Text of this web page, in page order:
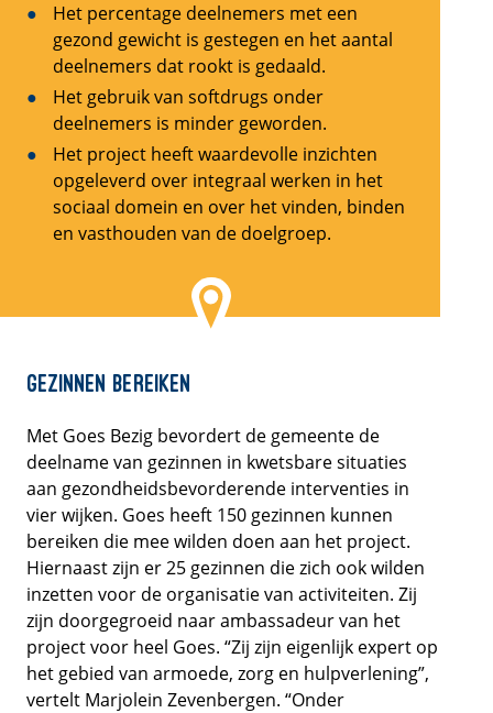
Het percentage deelnemers met een
gezond gewicht is gestegen en het aantal
deelnemers dat rookt is gedaald.
Het gebruik van softdrugs onder
deelnemers is minder geworden.
Het project heeft waardevolle inzichten
opgeleverd over integraal werken in het
sociaal domein en over het vinden, binden
en vasthouden van de doelgroep.
Gezinnen bereiken
Met Goes Bezig bevordert de gemeente de
deelname van gezinnen in kwetsbare situaties
aan gezondheidsbevorderende interventies in
vier wijken. Goes heeft 150 gezinnen kunnen
bereiken die mee wilden doen aan het project.
Hiernaast zijn er 25 gezinnen die zich ook wilden
inzetten voor de organisatie van activiteiten. Zij
zijn doorgegroeid naar ambassadeur van het
project voor heel Goes. “Zij zijn eigenlijk expert op
het gebied van armoede, zorg en hulpverlening”,
vertelt Marjolein Zevenbergen. “Onder